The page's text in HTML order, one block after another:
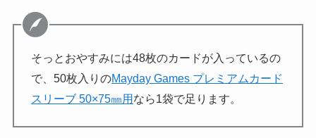
そっとおやすみには48枚のカードが入っているの
で、50枚入りのMayday Games プレミアムカード
スリーブ 50×75㎜用なら1袋で足ります。